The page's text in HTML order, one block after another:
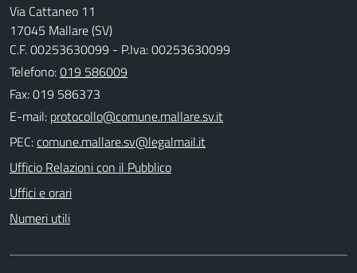
Via Cattaneo 11
17045 Mallare (SV)
C.F. 00253630099 - P.Iva: 00253630099
Telefono:019 586009
Fax: 019 586373
E-mail:
PEC:
Ufficio Relazioni con il Pubblico
Uffici e orari
Numeri utili